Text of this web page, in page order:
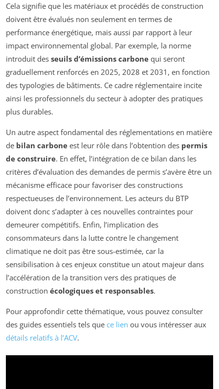
Cela signifie que les matériaux et procédés de construction
doivent être évalués non seulement en termes de
performance énergétique, mais aussi par rapport à leur
impact environnemental global. Par exemple, la norme
introduit des seuils d’émissions carbone qui seront
graduellement renforcés en 2025, 2028 et 2031, en fonction
des typologies de bâtiments. Ce cadre réglementaire incite
ainsi les professionnels du secteur à adopter des pratiques
plus durables.
Un autre aspect fondamental des réglementations en matière
de bilan carbone est leur rôle dans l’obtention des permis
de construire. En effet, l’intégration de ce bilan dans les
critères d’évaluation des demandes de permis s’avère être un
mécanisme efficace pour favoriser des constructions
respectueuses de l’environnement. Les acteurs du BTP
doivent donc s’adapter à ces nouvelles contraintes pour
demeurer compétitifs. Enfin, l’implication des
consommateurs dans la lutte contre le changement
climatique ne doit pas être sous-estimée, car la
sensibilisation à ces enjeux constitue un atout majeur dans
l’accélération de la transition vers des pratiques de
construction écologiques et responsables.
Pour approfondir cette thématique, vous pouvez consulter
des guides essentiels tels que ce lien ou vous intéresser aux
détails relatifs à l’ACV.